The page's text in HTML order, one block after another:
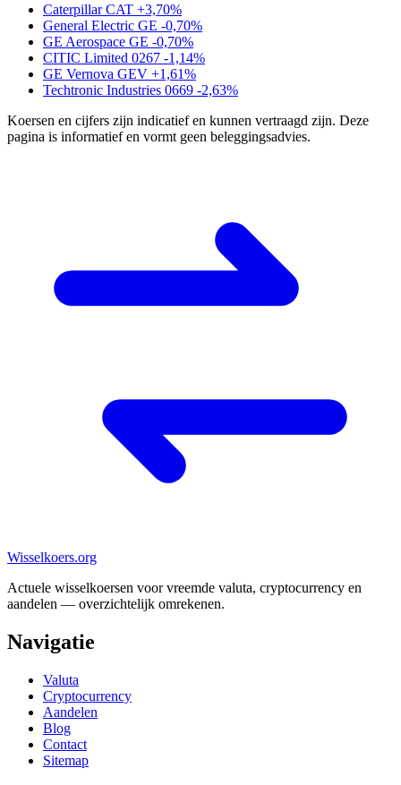
Caterpillar CAT +3,70%
General Electric GE -0,70%
GE Aerospace GE -0,70%
CITIC Limited 0267 -1,14%
GE Vernova GEV +1,61%
Techtronic Industries 0669 -2,63%
Koersen en cijfers zijn indicatief en kunnen vertraagd zijn. Deze
pagina is informatief en vormt geen beleggingsadvies.
Wisselkoers.org
Actuele wisselkoersen voor vreemde valuta, cryptocurrency en
aandelen — overzichtelijk omrekenen.
Navigatie
Valuta
Cryptocurrency
Aandelen
Blog
Contact
Sitemap